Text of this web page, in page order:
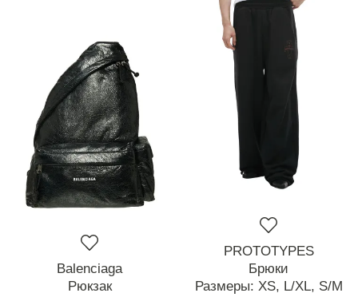
Balenciaga
Рюкзак
PROTOTYPES
Брюки
Размеры: XS, L/XL, S/M